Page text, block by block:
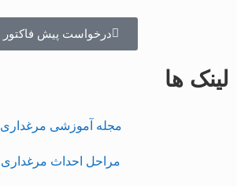
درخواست پیش فاکتور
لینک ها
مجله آموزشی مرغداری
مراحل احداث مرغداری